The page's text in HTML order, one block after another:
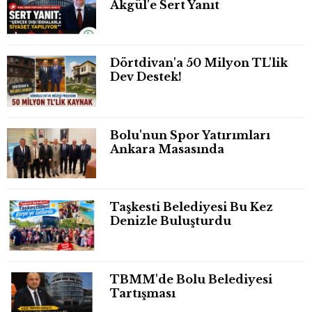
Akgül'e Sert Yanıt
Dörtdivan'a 50 Milyon TL'lik
Dev Destek!
Bolu'nun Spor Yatırımları
Ankara Masasında
Taşkesti Belediyesi Bu Kez
Denizle Buluşturdu
TBMM'de Bolu Belediyesi
Tartışması